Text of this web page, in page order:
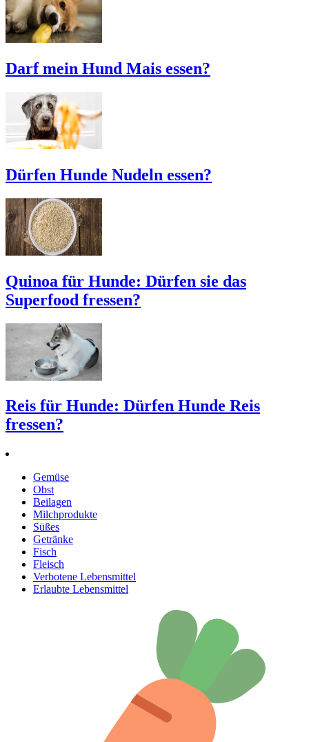
Darf mein Hund Mais essen?
Dürfen Hunde Nudeln essen?
Quinoa für Hunde: Dürfen sie das
Superfood fressen?
Reis für Hunde: Dürfen Hunde Reis
fressen?
Gemüse
Obst
Beilagen
Milchprodukte
Süßes
Getränke
Fisch
Fleisch
Verbotene Lebensmittel
Erlaubte Lebensmittel